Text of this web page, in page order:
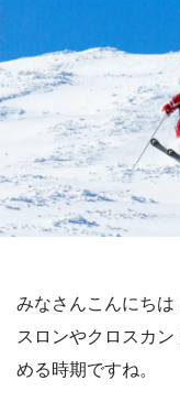
みなさんこんにち
スロンやクロスカ
める時期ですね。